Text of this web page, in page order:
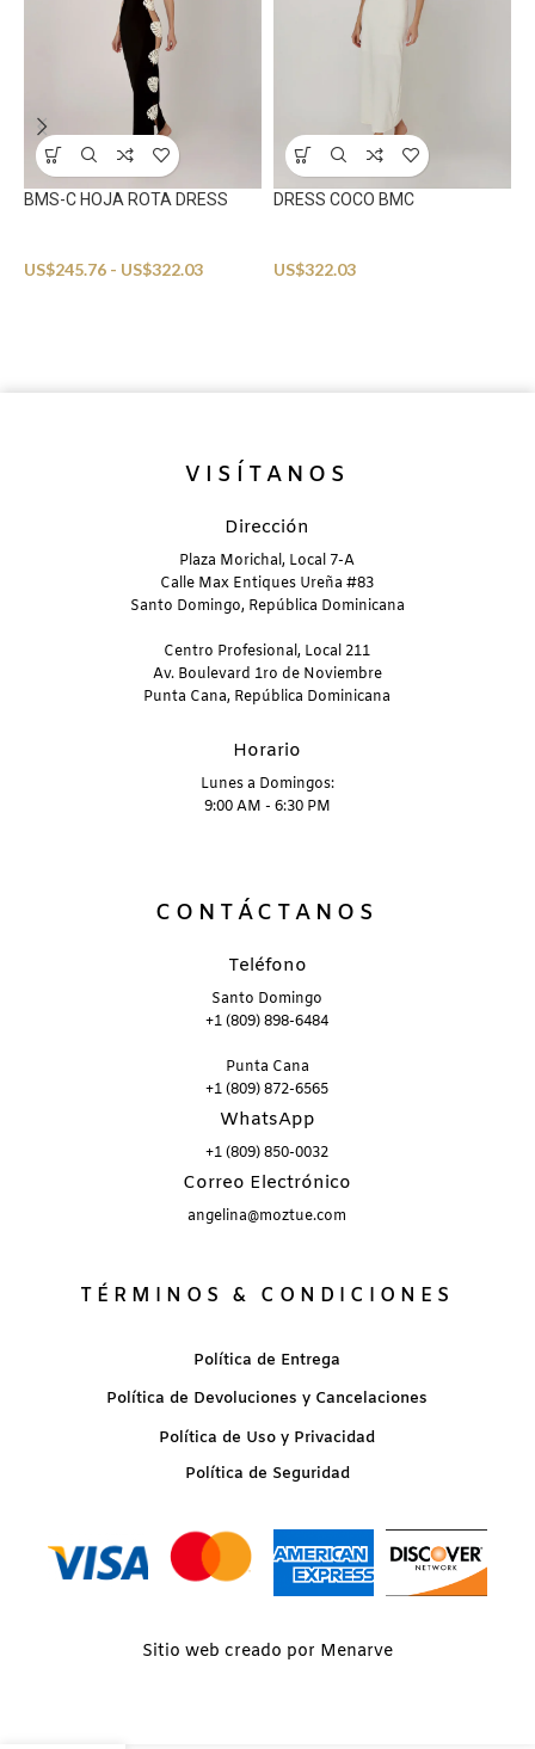
BMS-C HOJA ROTA DRESS
US$245.76 - US$322.03
DRESS COCO BMC
US$322.03
VISÍTANOS
Dirección
Plaza Morichal, Local 7-A
Calle Max Entiques Ureña #83
Santo Domingo, República Dominicana
Centro Profesional, Local 211
Av. Boulevard 1ro de Noviembre
Punta Cana, República Dominicana
Horario
Lunes a Domingos:
9:00 AM - 6:30 PM
CONTÁCTANOS
Teléfono
Santo Domingo
+1 (809) 898-6484
Punta Cana
+1 (809) 872-6565
WhatsApp
+1 (809) 850-0032
Correo Electrónico
angelina@moztue.com
TÉRMINOS & CONDICIONES
Política de Entrega
Política de Devoluciones y Cancelaciones
Política de Uso y Privacidad
Política de Seguridad
Sitio web creado por Menarve